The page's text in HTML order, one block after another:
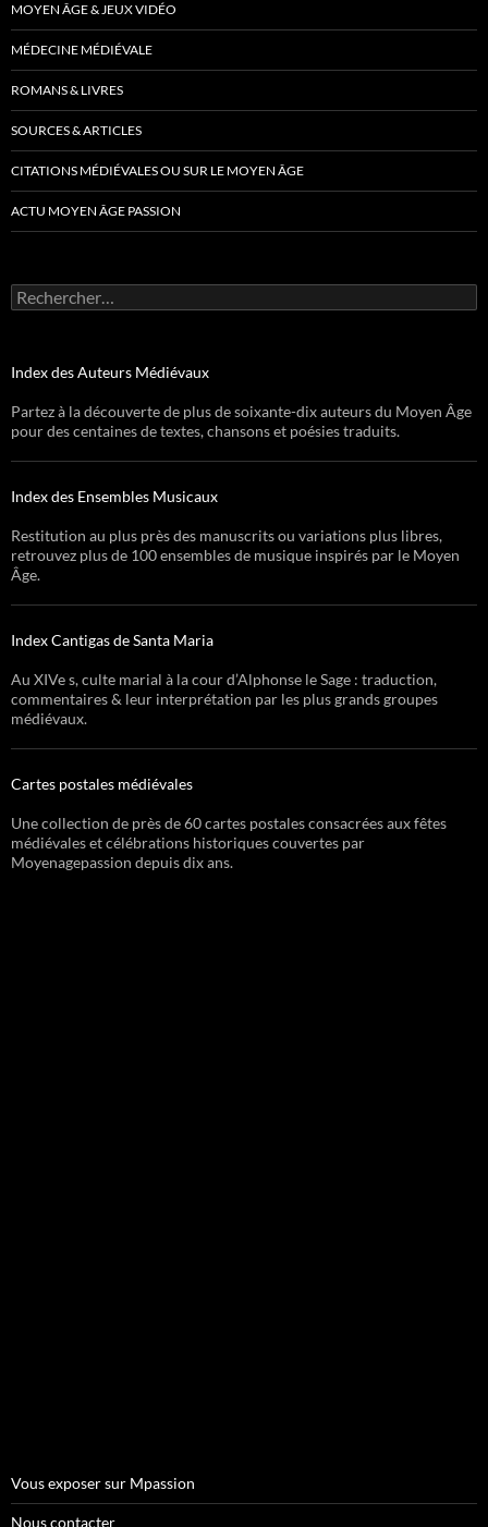
MOYEN ÂGE & JEUX VIDÉO
MÉDECINE MÉDIÉVALE
ROMANS & LIVRES
SOURCES & ARTICLES
CITATIONS MÉDIÉVALES OU SUR LE MOYEN ÂGE
ACTU MOYEN ÂGE PASSION
Rechercher :
Index des Auteurs Médiévaux
Partez à la découverte de plus de soixante-dix auteurs du Moyen Âge
pour des centaines de textes, chansons et poésies traduits.
Index des Ensembles Musicaux
Restitution au plus près des manuscrits ou variations plus libres,
retrouvez plus de 100 ensembles de musique inspirés par le Moyen
Âge.
Index Cantigas de Santa Maria
Au XIVe s, culte marial à la cour d’Alphonse le Sage : traduction,
commentaires & leur interprétation par les plus grands groupes
médiévaux.
Cartes postales médiévales
Une collection de près de 60 cartes postales consacrées aux fêtes
médiévales et célébrations historiques couvertes par
Moyenagepassion depuis dix ans.
Vous exposer sur Mpassion
Nous contacter